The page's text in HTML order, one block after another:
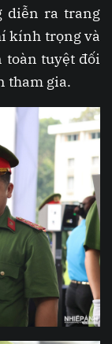
diễn ra trang
kính trọng và
toàn tuyệt đối
tham gia.